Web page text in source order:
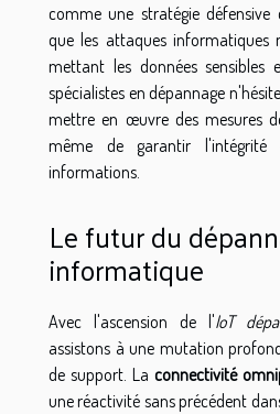
comme une stratégie
que les attaques informatiques
mettant les données sensibles
spécialistes en dépannage
mettre en œuvre des mesures
même de garantir
informations.
Le futur du
informatique
Avec l'ascension de l'IoT
assistons à une mutation
de support. La connectivité
une réactivité sans précédent